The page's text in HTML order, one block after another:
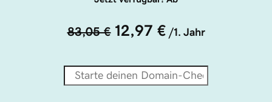
83,05 € 12,97 € /1. Jahr